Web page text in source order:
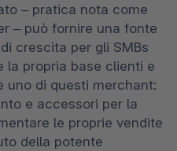
– pratica nota come
– può fornire una fonte
crescita per gli SMBs
la propria base clienti e
uno di questi merchant:
e accessori per la
le proprie vendite
della potente